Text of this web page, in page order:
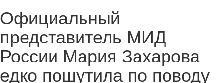
Официальный
представитель МИД
России Мария Захарова
едко пошутила по поводу